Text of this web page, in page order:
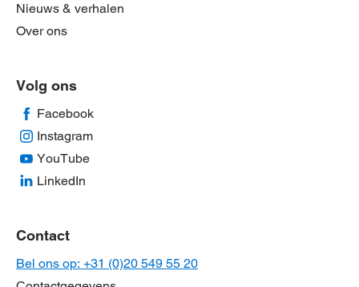
Nieuws & verhalen
Over ons
Volg ons
Facebook
Instagram
YouTube
LinkedIn
Contact
Bel ons op: +31 (0)20 549 55 20